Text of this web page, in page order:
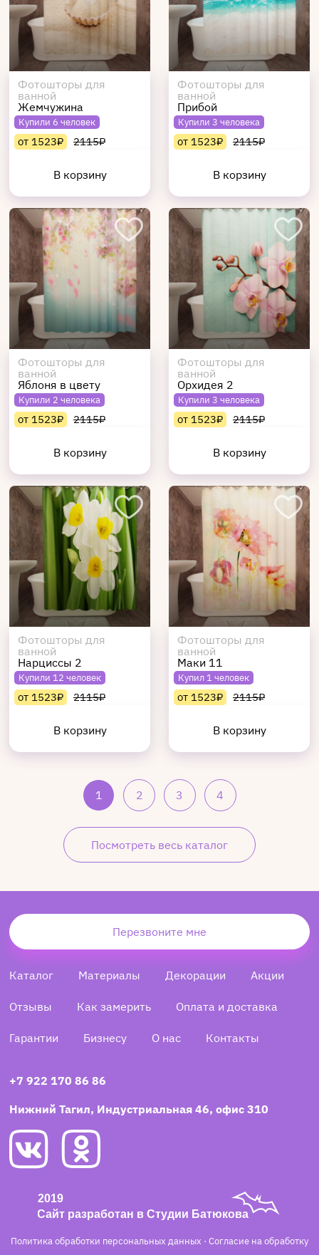
Фотошторы для
ванной
Жемчужина
Купили 6 человек
от 1523₽ 2115₽
В корзину
Фотошторы для
ванной
Прибой
Купили 3 человека
от 1523₽ 2115₽
В корзину
Фотошторы для
ванной
Яблоня в цвету
Купили 2 человека
от 1523₽ 2115₽
В корзину
Фотошторы для
ванной
Орхидея 2
Купили 3 человека
от 1523₽ 2115₽
В корзину
Фотошторы для
ванной
Нарциссы 2
Купили 12 человек
от 1523₽ 2115₽
В корзину
Фотошторы для
ванной
Маки 11
Купил 1 человек
от 1523₽ 2115₽
В корзину
1 2 3 4
Посмотреть весь каталог
Перезвоните мне
Каталог Материалы Декорации Акции
Отзывы Как замерить Оплата и доставка
Гарантии Бизнесу О нас Контакты
+7 922 170 86 86
Нижний Тагил, Индустриальная 46, офис 310
Политика обработки персональных данных · Согласие на обработку